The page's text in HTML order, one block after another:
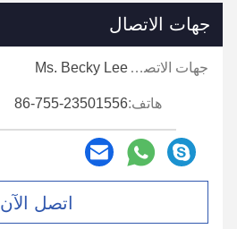
جهات الاتصال
جهات الاتصال: Ms. Becky Lee
هاتف:86-755-23501556
اتصل الآن